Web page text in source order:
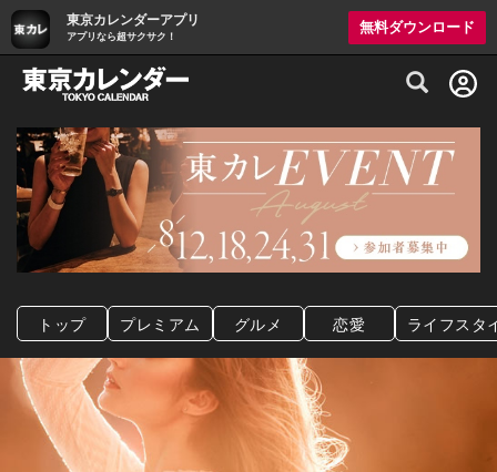
東京カレンダーアプリ
アプリなら超サクサク！
無料ダウンロード
グルメ情報・プレミアムレストラン予約
トップ プレミアム グルメ 恋愛 ライフスタ